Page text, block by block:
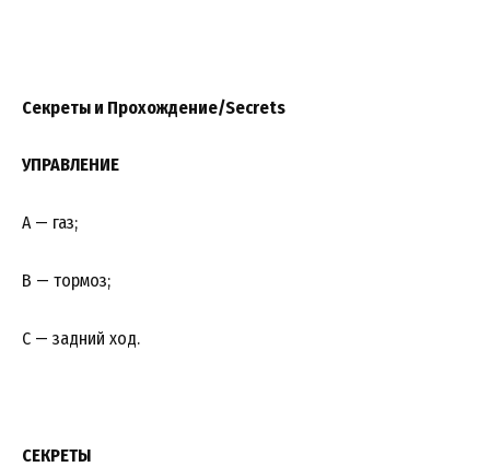
Секреты и Прохождение/Secrets
УПРАВЛЕНИЕ
А — газ;
В — тормоз;
С — задний ход.
СЕКРЕТЫ